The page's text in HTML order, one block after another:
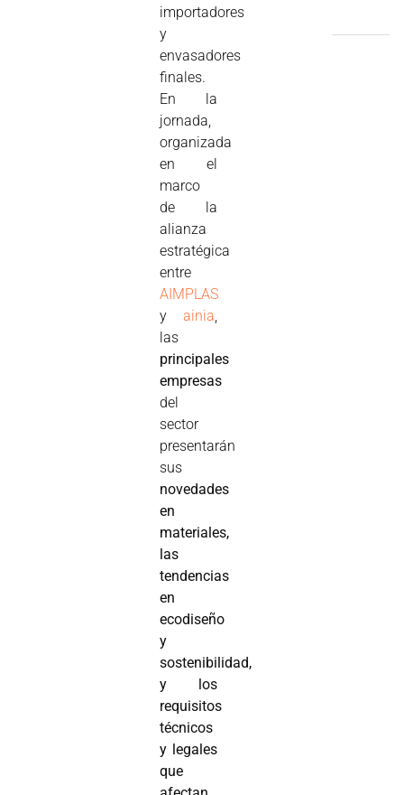
importadores
y
envasadores
finales.
En la
jornada,
organizada
en el
marco
de la
alianza
estratégica
entre
AIMPLAS
y ainia,
las
principales
empresas
del
sector
presentarán
sus
novedades
en
materiales,
las
tendencias
en
ecodiseño
y
sostenibilidad,
y los
requisitos
técnicos
y legales
que